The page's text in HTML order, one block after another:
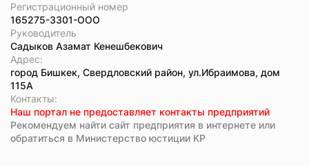
Регистрационный номер
165275-3301-ООО
Руководитель
Садыков Азамат Кенешбекович
Адрес:
город Бишкек, Свердловский район, ул.Ибраимова, дом
115А
Koнтaкты:
Наш портал не предоставляет контакты предприятий
Рекомендуем найти сайт предприятия в интернете или
обратиться в Министерство юстиции КР